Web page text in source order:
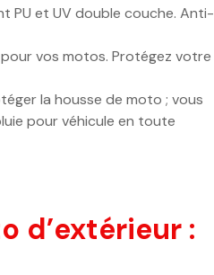
PU et UV double couche. Anti-
pour vos motos. Protégez votre
la housse de moto ; vous
pour véhicule en toute
d’extérieur :